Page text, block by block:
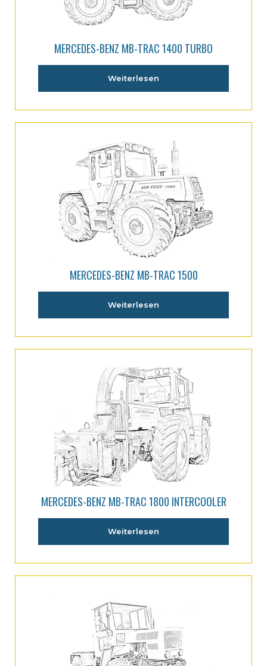
MERCEDES-BENZ MB-TRAC 1400 TURBO
Weiterlesen
MERCEDES-BENZ MB-TRAC 1500
Weiterlesen
MERCEDES-BENZ MB-TRAC 1800 INTERCOOLER
Weiterlesen